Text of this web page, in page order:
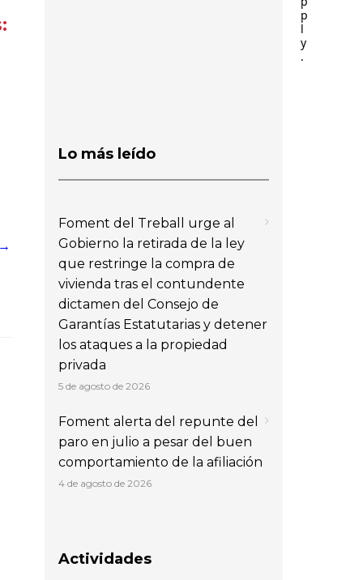
p
l
y
.
Lo más leído
Foment del Treball urge al
Gobierno la retirada de la ley
que restringe la compra de
vivienda tras el contundente
dictamen del Consejo de
Garantías Estatutarias y detener
los ataques a la propiedad
privada
5 de agosto de 2026
Foment alerta del repunte del
paro en julio a pesar del buen
comportamiento de la afiliación
4 de agosto de 2026
Actividades